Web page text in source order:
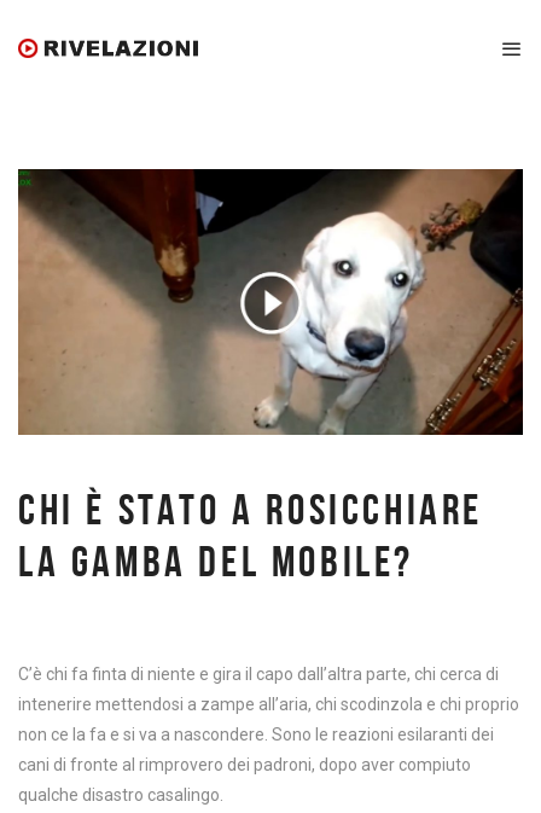
CHI È STATO A ROSICCHIARE
LA GAMBA DEL MOBILE?
C’è chi fa finta di niente e gira il capo dall’altra parte, chi cerca di
intenerire mettendosi a zampe all’aria, chi scodinzola e chi proprio
non ce la fa e si va a nascondere. Sono le reazioni esilaranti dei
cani di fronte al rimprovero dei padroni, dopo aver compiuto
qualche disastro casalingo.